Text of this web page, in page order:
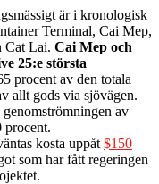
är i kronologisk
Terminal, Cai Mep,
Cat Lai. Cai Mep och
25:e största
procent av den totala
allt gods via sjövägen.
av
procent.
kosta uppåt $150
som har fått regeringen